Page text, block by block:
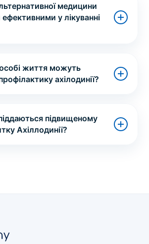
медицини
у лікуванні
життя можуть
ахілодинії?
підвищеному
Ахіллодинії?